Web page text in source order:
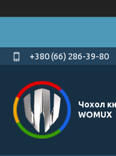
+380 (66) 286-39-80
Чохол
WOMUX